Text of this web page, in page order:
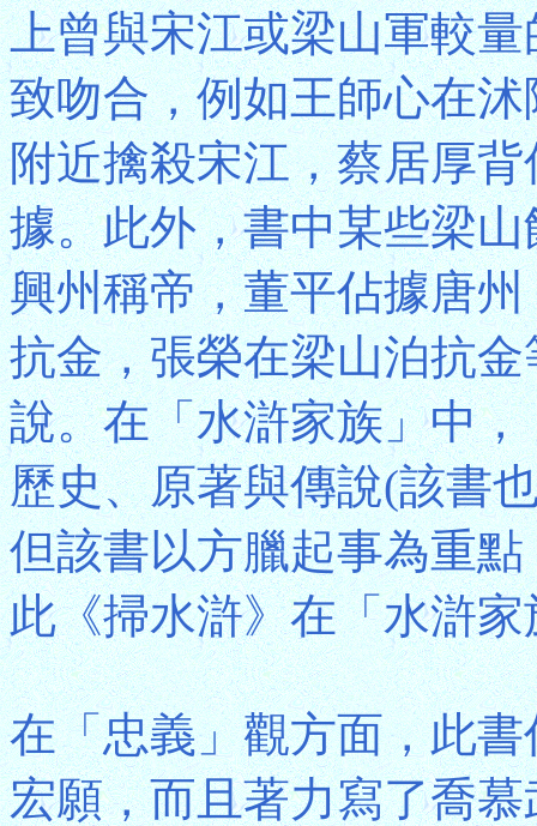
上曾與宋江或梁山軍較
致吻合，例如王師心在
附近擒殺宋江，蔡居厚
據。此外，書中某些梁
興州稱帝，董平佔據唐
抗金，張榮在梁山泊抗
說。在「水滸家族」中
歷史、原著與傳說(該書
但該書以方臘起事為重
此《掃水滸》在「水滸
在「忠義」觀方面，此
宏願，而且著力寫了喬